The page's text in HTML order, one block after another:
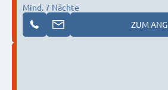
Mind. 7 Nächte
ZUM